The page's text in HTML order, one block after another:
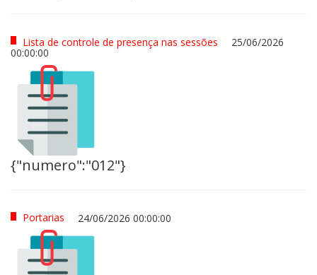
Lista de controle de presença nas sessões 25/06/2026
00:00:00
{"numero":"012"}
Portarias 24/06/2026 00:00:00